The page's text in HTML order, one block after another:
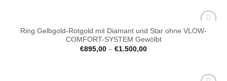
Auf die
Ring Gelbgold-Rotgold mit Diamant und Star ohne VLOW-
COMFORT-SYSTEM Gewölbt
€895,00 – €1.500,00